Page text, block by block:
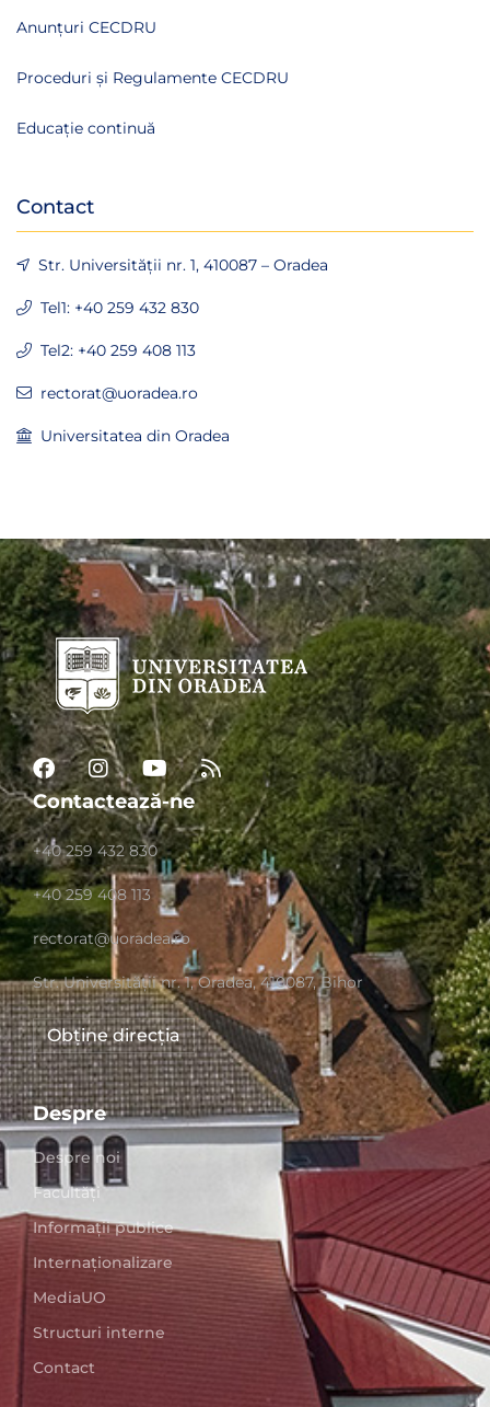
Anunțuri CECDRU
Proceduri și Regulamente CECDRU
Educație continuă
Contact
Str. Universității nr. 1, 410087 – Oradea
Tel1: +40 259 432 830
Tel2: +40 259 408 113
rectorat@uoradea.ro
Universitatea din Oradea
Contactează-ne
+40 259 432 830
+40 259 408 113
rectorat@uoradea.ro
Str. Universităţii nr. 1, Oradea, 410087, Bihor
Obține direcția
Despre
Despre noi
Facultăți
Informații publice
Internaționalizare
MediaUO
Structuri interne
Contact